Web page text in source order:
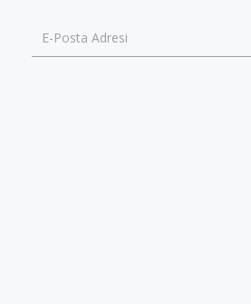
E-Posta Adresi